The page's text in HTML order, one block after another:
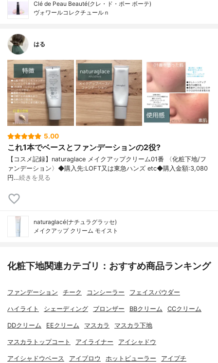
Clé de Peau Beauté(クレ・ド・ポー ボーテ)
ヴォワールコレクチュールｎ
はる
5.00
これ1本でベースとファンデーションの2役?
【コスメ記録】naturaglace メイクアップクリーム01番 〈化粧下地/フ
ァンデーション〉◆購入先:LOFT又は東急ハンズ etc◆購入金額:3,080
円…続きを見る
naturaglacé(ナチュラグラッセ)
メイクアップ クリーム モイスト
化粧下地関連カテゴリ：おすすめ商品ランキング
ファンデーション チーク コンシーラー フェイスパウダー
ハイライト シェーディング ブロンザー BBクリーム CCクリーム
DDクリーム EEクリーム マスカラ マスカラ下地
マスカラトップコート アイライナー アイシャドウ
アイシャドウベース アイブロウ ホットビューラー アイプチ